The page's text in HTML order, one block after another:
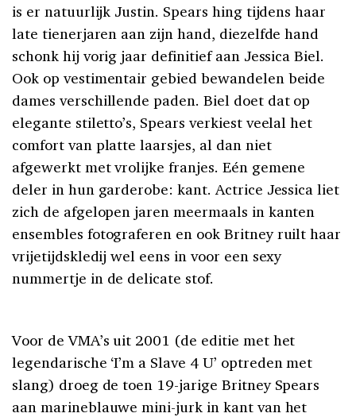
is er natuurlijk Justin. Spears hing tijdens haar
late tienerjaren aan zijn hand, diezelfde hand
schonk hij vorig jaar definitief aan Jessica Biel.
Ook op vestimentair gebied bewandelen beide
dames verschillende paden. Biel doet dat op
elegante stiletto’s, Spears verkiest veelal het
comfort van platte laarsjes, al dan niet
afgewerkt met vrolijke franjes. Eén gemene
deler in hun garderobe: kant. Actrice Jessica liet
zich de afgelopen jaren meermaals in kanten
ensembles fotograferen en ook Britney ruilt haar
vrijetijdskledij wel eens in voor een sexy
nummertje in de delicate stof.
Voor de VMA’s uit 2001 (de editie met het
legendarische ‘I’m a Slave 4 U’ optreden met
slang) droeg de toen 19-jarige Britney Spears
aan marineblauwe mini-jurk in kant van het